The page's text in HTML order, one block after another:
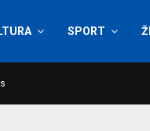
SPORT